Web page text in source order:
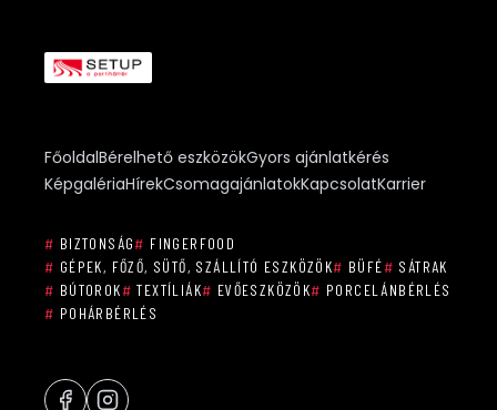
FőoldalBérelhető eszközökGyors ajánlatkérés
KépgalériaHírekCsomagajánlatokKapcsolatKarrier
# BIZTONSÁG# FINGERFOOD
# GÉPEK, FŐZŐ, SÜTŐ, SZÁLLÍTÓ ESZKÖZÖK# BÜFÉ# SÁTRAK
# BÚTOROK# TEXTÍLIÁK# EVŐESZKÖZÖK# PORCELÁNBÉRLÉS
# POHÁRBÉRLÉS